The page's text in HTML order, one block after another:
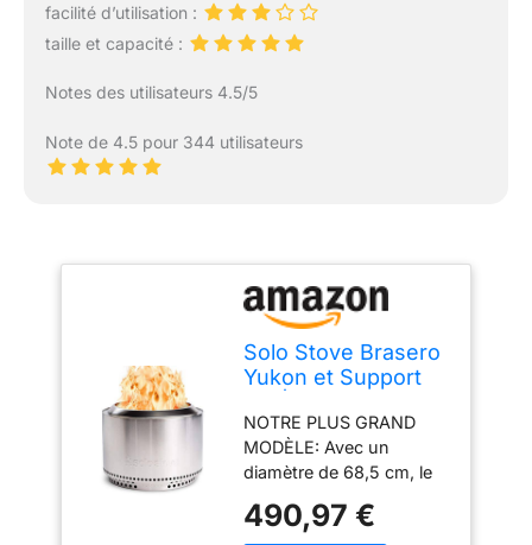
facilité d’utilisation :
taille et capacité :
Notes des utilisateurs 4.5/5
Note de 4.5 pour 344 utilisateurs
Solo Stove Brasero
Yukon et Support
sans émission de
fumée, Combustion
Naturelle du Bois,
avec bac à Cendres
Amovible, Acier
NOTRE PLUS GRAND
MODÈLE: Avec un
diamètre de 68,5 cm, le
autres braseros de Solo
490,97 €